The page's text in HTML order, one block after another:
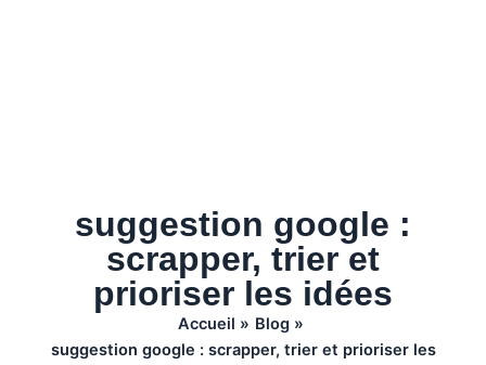
suggestion google :
scrapper, trier et
prioriser les idées
Accueil
Blog
suggestion google : scrapper, trier et prioriser les